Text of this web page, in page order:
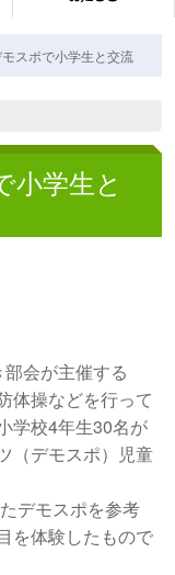
スポで小学生と交流
小学生と
会が主催する
体操などを行って
学校4年生30名が
（デモスポ）児童
デモスポを参考
を体験したもので